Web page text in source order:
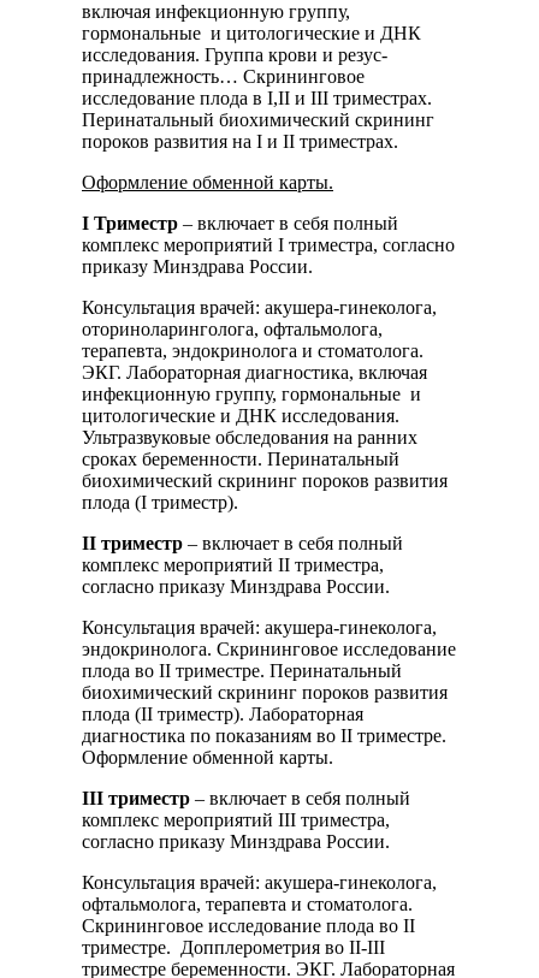
включая инфекционную группу,
гормональные и цитологические и ДНК
исследования. Группа крови и резус-
принадлежность… Скрининговое
исследование плода в I,II и III триместрах.
Перинатальный биохимический скрининг
пороков развития на I и II триместрах.
Оформление обменной карты.
I Триместр – включает в себя полный
комплекс мероприятий I триместра, согласно
приказу Минздрава России.
Консультация врачей: акушера-гинеколога,
оториноларинголога, офтальмолога,
терапевта, эндокринолога и стоматолога.
ЭКГ. Лабораторная диагностика, включая
инфекционную группу, гормональные и
цитологические и ДНК исследования.
Ультразвуковые обследования на ранних
сроках беременности. Перинатальный
биохимический скрининг пороков развития
плода (I триместр).
II триместр – включает в себя полный
комплекс мероприятий II триместра,
согласно приказу Минздрава России.
Консультация врачей: акушера-гинеколога,
эндокринолога. Скрининговое исследование
плода во II триместре. Перинатальный
биохимический скрининг пороков развития
плода (II триместр). Лабораторная
диагностика по показаниям во II триместре.
Оформление обменной карты.
III триместр – включает в себя полный
комплекс мероприятий III триместра,
согласно приказу Минздрава России.
Консультация врачей: акушера-гинеколога,
офтальмолога, терапевта и стоматолога.
Скрининговое исследование плода во II
триместре. Допплерометрия во II-III
триместре беременности. ЭКГ. Лабораторная